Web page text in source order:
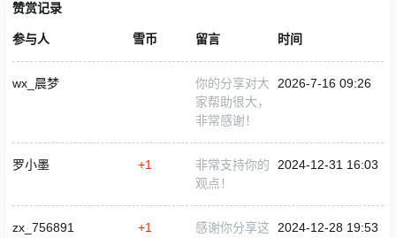
赞赏记录
参与人 雪币 留言 时间
wx_晨梦
你的分享对大
家帮助很大，
非常感谢！
2026-7-16 09:26
罗小墨 +1
非常支持你的
观点！
2024-12-31 16:03
zx_756891 +1
感谢你分享这
2024-12-28 19:53